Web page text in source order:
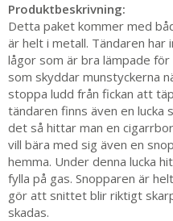
Produktbeskrivning:
Detta paket kommer med
är helt i metall. Tändaren
lågor som är bra lämpade
som skyddar munstyckerna
stoppa ludd från fickan att
tändaren finns även en lucka
det så hittar man en
vill bära med sig även en
hemma. Under denna lucka
fylla på gas. Snopparen är
gör att snittet blir riktigt
skadas.